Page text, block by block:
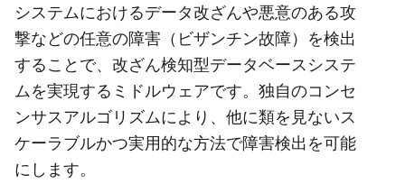
システムにおけるデータ改ざんや悪意のある攻
撃などの任意の障害（ビザンチン故障）を検出
することで、改ざん検知型データベースシステ
ムを実現するミドルウェアです。独自のコンセ
ンサスアルゴリズムにより、他に類を見ないス
ケーラブルかつ実用的な方法で障害検出を可能
にします。